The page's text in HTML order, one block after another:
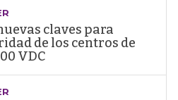
claves para
de los centros de
VDC